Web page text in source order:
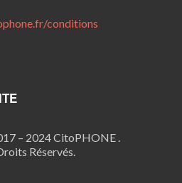
sur
conditions
– 2024 CitoPHONE .
Réservés.